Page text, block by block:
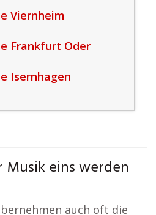
Viernheim
Frankfurt Oder
Isernhagen
eins werden
auch oft die